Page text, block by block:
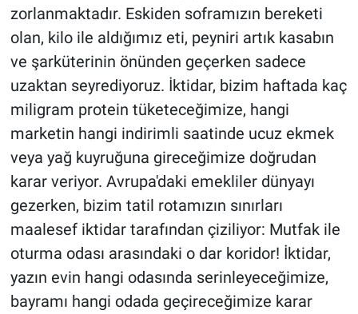
zorlanmaktadır. Eskiden soframızın bereketi
olan, kilo ile aldığımız eti, peyniri artık kasabın
ve şarküterinin önünden geçerken sadece
uzaktan seyrediyoruz. İktidar, bizim haftada kaç
miligram protein tüketeceğimize, hangi
marketin hangi indirimli saatinde ucuz ekmek
veya yağ kuyruğuna gireceğimize doğrudan
karar veriyor. Avrupa'daki emekliler dünyayı
gezerken, bizim tatil rotamızın sınırları
maalesef iktidar tarafından çiziliyor: Mutfak ile
oturma odası arasındaki o dar koridor! İktidar,
yazın evin hangi odasında serinleyeceğimize,
bayramı hangi odada geçireceğimize karar